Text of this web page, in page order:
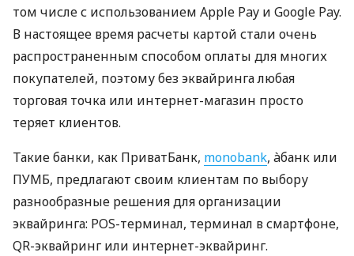
том числе с использованием Apple Pay и Google Pay.
В настоящее время расчеты картой стали очень
распространенным способом оплаты для многих
покупателей, поэтому без эквайринга любая
торговая точка или интернет-магазин просто
теряет клиентов.
Такие банки, как ПриватБанк, monobank, àбанк или
ПУМБ, предлагают своим клиентам по выбору
разнообразные решения для организации
эквайринга: POS-терминал, терминал в смартфоне,
QR-эквайринг или интернет-эквайринг.